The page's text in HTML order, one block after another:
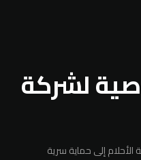
لشركة
إلى حماية سرية